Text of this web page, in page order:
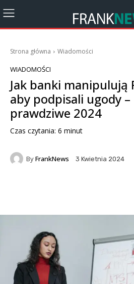
Strona główna Wiadomości
WIADOMOŚCI
Jak banki manipulują
aby podpisali ugody
prawdziwe 2024
Czas czytania: 6 minut
ByFrankNews 3 Kwietnia 2024